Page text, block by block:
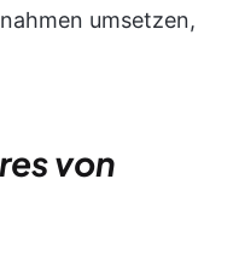
umsetzen,
von